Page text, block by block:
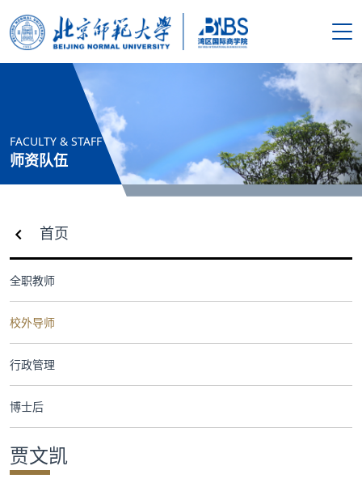
搜索
学院概况
师资队伍
人才培养
科学研究
合作交流
党群工作
学生发展
FACULTY & STAFF
师资队伍
首页
全职教师
校外导师
行政管理
博士后
贾文凯